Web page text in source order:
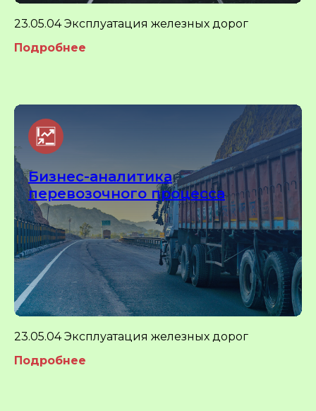
23.05.04 Эксплуатация железных дорог
Подробнее
Бизнес-аналитика
перевозочного процесса
23.05.04 Эксплуатация железных дорог
Подробнее